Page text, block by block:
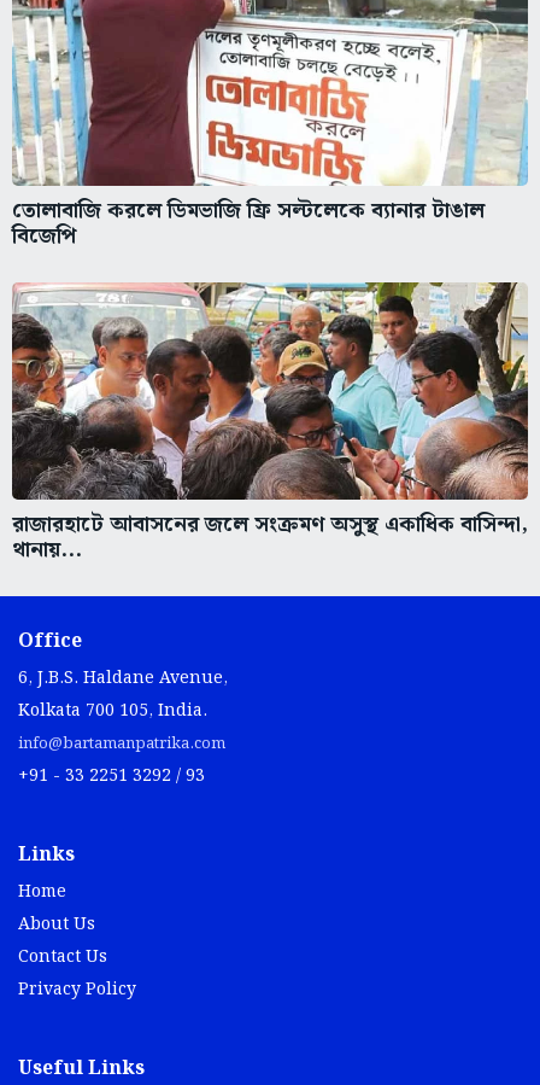
তোলাবাজি করলে ডিমভাজি ফ্রি সল্টলেকে ব্যানার টাঙাল
বিজেপি
রাজারহাটে আবাসনের জলে সংক্রমণ অসুস্থ একাধিক বাসিন্দা,
থানায়...
Office
6, J.B.S. Haldane Avenue,
Kolkata 700 105, India.
info@bartamanpatrika.com
+91 - 33 2251 3292 / 93
Links
Home
About Us
Contact Us
Privacy Policy
Useful Links